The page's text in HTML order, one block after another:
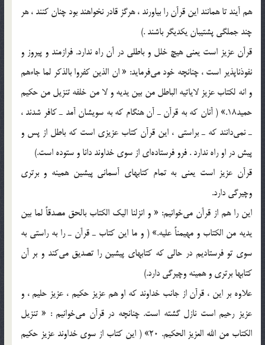
هم آيند تا همانند اين قرآن را بياورند ، هرگز قادر نخواهند بود چنان كنند ، هر
چند جملگي پشتيبان يكديگر باشند .)
قرآن عزيز است يعني هيچ خلل و باطلي در آن راه ندارد. فرازمند و پيروز و
نفوذناپذير است ، چنانچه خود مي‌فرمايد: « ان الذين كفروا بالذكر لما جاءهم
و انه لكتاب عزيز لاياتيه الباطل من بين يديه و لا من خلفه تنزيل من حكيم
حميد18.» ( آنان كه به قرآن ـ آن هنگام كه به سويشان آمد ـ كافر شدند ،
ـ نمي‌دانند كه ـ براستي ، اين قرآن كتاب عزيزي است كه باطل از پس و
پيش در او راه ندارد . فرو فرستاده‌اي از سوي خداوند دانا و ستوده است.)
قرآن عزيز است يعني به تمام كتابهاي آسماني پيشين همينه و برتري
وچيرگي دارد.
اين را هم از قرآن مي‌خوانيم: «‌ و انزلنا اليك الكتاب بالحق مصدقاً لما بين
يديه من الكتاب و مهيمناً عليه.» ( و ما اين كتاب ـ قرآن ـ را به راستي به
سوي تو فرستاديم در حالي كه كتابهاي پيشين را تصديق مي‌كند و بر آن
كتابها برتري و همينه وچيرگي دارد.)
علاوه بر اين ، قرآن از جانب خداوند كه او هم عزيز حكيم ، عزيز حليم ، و
عزيز رحيم است نازل گشته است. چنانچه در قرآن مي‌خوانيم : « تنزيل
الكتاب من الله العزيز الحكيم. 20» ( اين كتاب از سوي خداوند عزيز حكيم